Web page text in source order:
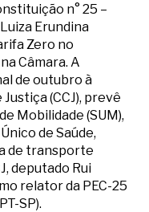
n° 25 –
Erundina
Zero no
Câmara. A
de outubro à
(CCJ), prevê
Mobilidade (SUM),
de Saúde,
de transporte
deputado Rui
relator da PEC-25
SP).